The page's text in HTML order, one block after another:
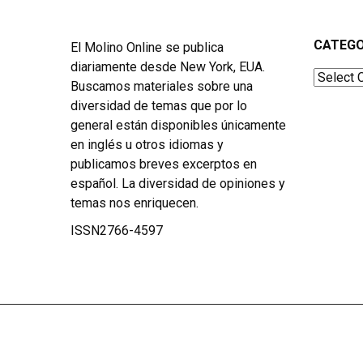
El Molino Online se publica
diariamente desde New York, EUA.
Buscamos materiales sobre una
diversidad de temas que por lo
general están disponibles únicamente
en inglés u otros idiomas y
publicamos breves excerptos en
español. La diversidad de opiniones y
temas nos enriquecen.
ISSN2766-4597